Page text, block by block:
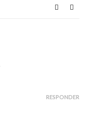
RESPONDER